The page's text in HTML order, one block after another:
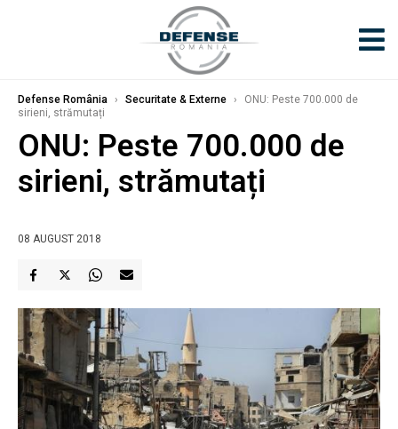
Defense România › Securitate & Externe ›
ONU: Peste 700.000 de
sirieni, strămutați
ONU: Peste 700.000 de
sirieni, strămutați
08 AUGUST 2018